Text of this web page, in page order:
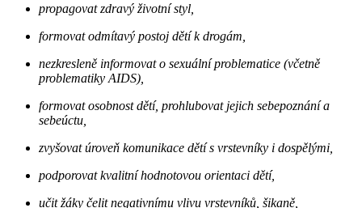
propagovat zdravý životní styl,
formovat odmítavý postoj dětí k drogám,
nezkresleně informovat o sexuální problematice (včetně
problematiky AIDS),
formovat osobnost dětí, prohlubovat jejich sebepoznání a
sebeúctu,
zvyšovat úroveň komunikace dětí s vrstevníky i dospělými,
podporovat kvalitní hodnotovou orientaci dětí,
učit žáky čelit negativnímu vlivu vrstevníků, šikaně,